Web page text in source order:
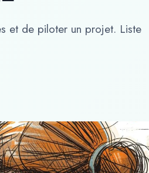
et de piloter un projet. Liste